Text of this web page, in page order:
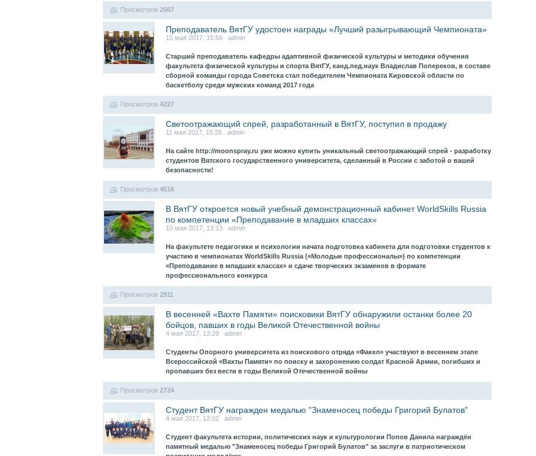
Просмотров 2567
Преподаватель ВятГУ удостоен награды «Лучший разыгрывающий Чемпионата»
15 мая 2017, 15:56 admin
Старший преподаватель кафедры адаптивной физической культуры и методики обучения
факультета физической культуры и спорта ВятГУ, канд.пед.наук Владислав Попереков, в составе
сборной команды города Советска стал победителем Чемпионата Кировской области по
баскетболу среди мужских команд 2017 года
Просмотров 4227
Светоотражающий спрей, разработанный в ВятГУ, поступил в продажу
11 мая 2017, 15:26 admin
На сайте http://moonspray.ru уже можно купить уникальный светоотражающий спрей - разработку
студентов Вятского государственного университета, сделанный в России с заботой о вашей
безопасности!
Просмотров 4516
В ВятГУ откроется новый учебный демонстрационный кабинет WorldSkills Russia
по компетенции «Преподавание в младших классах»
10 мая 2017, 13:13 admin
На факультете педагогики и психологии начата подготовка кабинета для подготовки студентов к
участию в чемпионатах WorldSkills Russia («Молодые профессионалы») по компетенции
«Преподавание в младших классах» и сдаче творческих экзаменов в формате
профессионального конкурса
Просмотров 2911
В весенней «Вахте Памяти» поисковики ВятГУ обнаружили останки более 20
бойцов, павших в годы Великой Отечественной войны
4 мая 2017, 13:29 admin
Студенты Опорного университета из поискового отряда «Факел» участвуют в весеннем этапе
Всероссийской «Вахты Памяти» по поиску и захоронению солдат Красной Армии, погибших и
пропавших без вести в годы Великой Отечественной войны
Просмотров 2724
Студент ВятГУ награжден медалью "Знаменосец победы Григорий Булатов"
4 мая 2017, 12:02 admin
Студент факультета истории, политических наук и культурологии Попов Данила награждён
памятный медалью "Знаменосец победы Григорий Булатов" за заслуги в патриотическом